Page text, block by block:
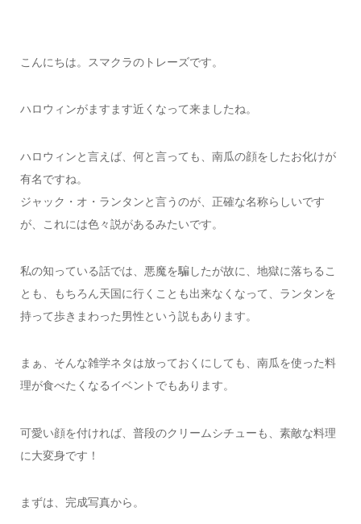
こんにちは。スマクラのトレーズです。
ハロウィンがますます近くなって来ましたね。
ハロウィンと言えば、何と言っても、南瓜の顔をしたお化けが
有名ですね。
ジャック・オ・ランタンと言うのが、正確な名称らしいです
が、これには色々説があるみたいです。
私の知っている話では、悪魔を騙したが故に、地獄に落ちるこ
とも、もちろん天国に行くことも出来なくなって、ランタンを
持って歩きまわった男性という説もあります。
まぁ、そんな雑学ネタは放っておくにしても、南瓜を使った料
理が食べたくなるイベントでもあります。
可愛い顔を付ければ、普段のクリームシチューも、素敵な料理
に大変身です！
まずは、完成写真から。